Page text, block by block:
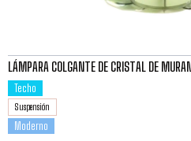
LÁMPARA COLGANTE DE CRISTAL DE
Techo
Suspensión
Moderno